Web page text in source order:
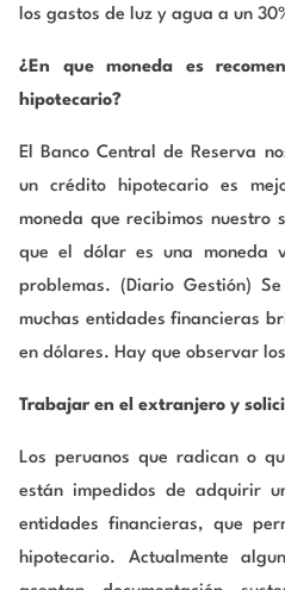
los gastos de luz y agua a un
¿En que moneda es
hipotecario?
El Banco Central de Reserva
un crédito hipotecario es
moneda que recibimos nuestro
que el dólar es una moneda
problemas. (Diario Gestión)
muchas entidades financieras
en dólares. Hay que observar
Trabajar en el extranjero y
Los peruanos que radican o
están impedidos de adquirir
entidades financieras, que
hipotecario. Actualmente